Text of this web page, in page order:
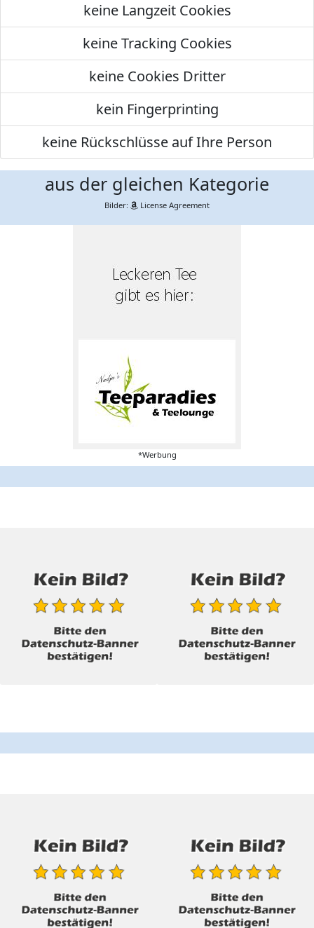
keine Langzeit Cookies
keine Tracking Cookies
keine Cookies Dritter
kein Fingerprinting
keine Rückschlüsse auf Ihre Person
aus der gleichen Kategorie
Bilder: License Agreement
*Werbung